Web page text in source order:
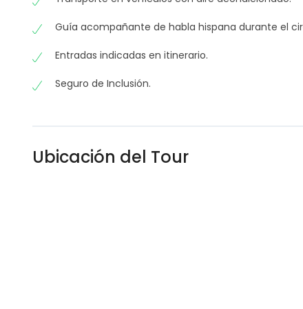
Los billetes aéreos de compañías low cost, así
mismo momento de la confirmación de la
Guía acompañante de habla hispana durante el
Entradas indicadas en itinerario.
Seguro de Inclusión.
Ubicación del Tour